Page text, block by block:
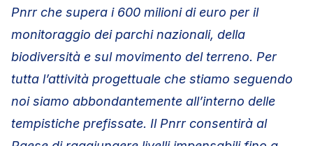
Pnrr che supera i 600 milioni di euro per il
monitoraggio dei parchi nazionali, della
biodiversità e sul movimento del terreno. Per
tutta l’attività progettuale che stiamo seguendo
noi siamo abbondantemente all’interno delle
tempistiche prefissate. Il Pnrr consentirà al